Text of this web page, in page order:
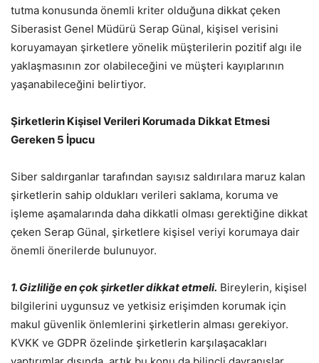
tutma konusunda önemli kriter olduğuna dikkat çeken
Siberasist Genel Müdürü Serap Günal, kişisel verisini
koruyamayan şirketlere yönelik müşterilerin pozitif algı ile
yaklaşmasının zor olabileceğini ve müşteri kayıplarının
yaşanabileceğini belirtiyor.
Şirketlerin Kişisel Verileri Korumada Dikkat Etmesi
Gereken 5 İpucu
Siber saldırganlar tarafından sayısız saldırılara maruz kalan
şirketlerin sahip oldukları verileri saklama, koruma ve
işleme aşamalarında daha dikkatli olması gerektiğine dikkat
çeken Serap Günal, şirketlere kişisel veriyi korumaya dair
önemli önerilerde bulunuyor.
1. Gizliliğe en çok şirketler dikkat etmeli. Bireylerin, kişisel
bilgilerini uygunsuz ve yetkisiz erişimden korumak için
makul güvenlik önlemlerini şirketlerin alması gerekiyor.
KVKK ve GDPR özelinde şirketlerin karşılaşacakları